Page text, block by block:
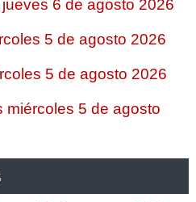
6 de agosto 2026
5 de agosto 2026
5 de agosto 2026
miércoles 5 de agosto